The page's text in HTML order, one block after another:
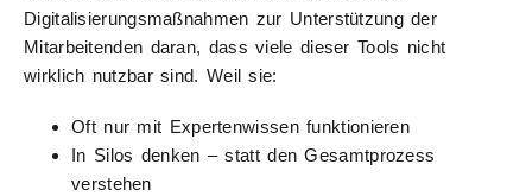
Digitalisierungsmaßnahmen zur Unterstützung der
Mitarbeitenden daran, dass viele dieser Tools nicht
wirklich nutzbar sind. Weil sie:
Oft nur mit Expertenwissen funktionieren
In Silos denken – statt den Gesamtprozess
verstehen